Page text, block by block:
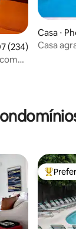
uma avaliação
(234)
Casa ⋅
Casa
Entre